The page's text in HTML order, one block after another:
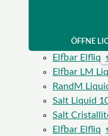
ÖFFNE
Elfbar Elfliq
Elfbar LM
RandM
Salt Liquid
Salt
Elfbar Elfliq